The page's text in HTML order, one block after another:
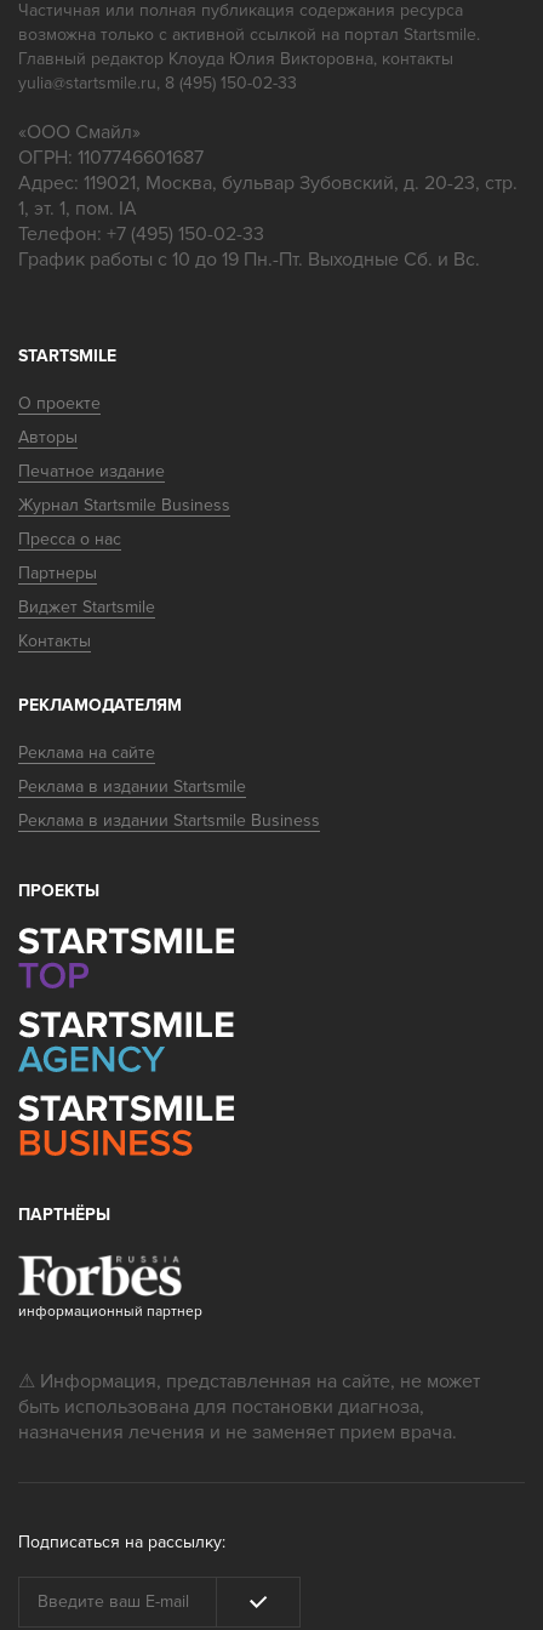
Частичная или полная публикация содержания ресурса
возможна только с активной ссылкой на портал Startsmile.
Главный редактор Клоуда Юлия Викторовна, контакты
yulia@startsmile.ru, 8 (495) 150-02-33
«ООО Смайл»
ОГРН: 1107746601687
Адрес: 119021, Москва, бульвар Зубовский, д. 20-23, стр.
1, эт. 1, пом. IA
Телефон: +7 (495) 150-02-33
График работы с 10 до 19 Пн.-Пт. Выходные Сб. и Вс.
STARTSMILE
О проекте
Авторы
Печатное издание
Журнал Startsmile Business
Пресса о нас
Партнеры
Виджет Startsmile
Контакты
РЕКЛАМОДАТЕЛЯМ
Реклама на сайте
Реклама в издании Startsmile
Реклама в издании Startsmile Business
ПРОЕКТЫ
ПАРТНЁРЫ
информационный партнер
⚠ Информация, представленная на сайте, не может
быть использована для постановки диагноза,
назначения лечения и не заменяет прием врача.
Подписаться на рассылку: